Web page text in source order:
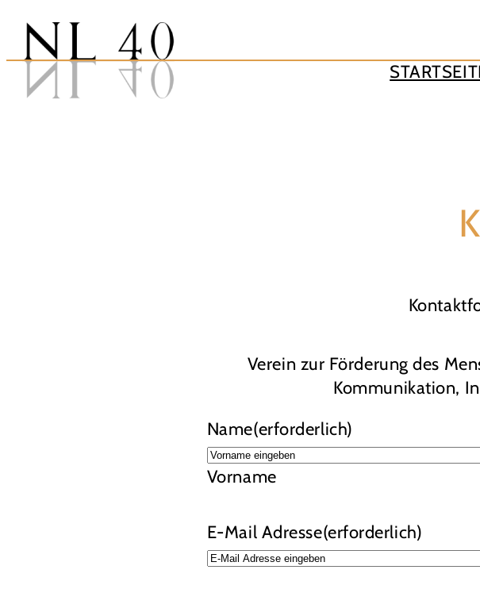
Verein
NL40
Verein zur Förderung des
Kommunikation,
Name(erforderlich)
Vorname
E-Mail Adresse(erforderlich)